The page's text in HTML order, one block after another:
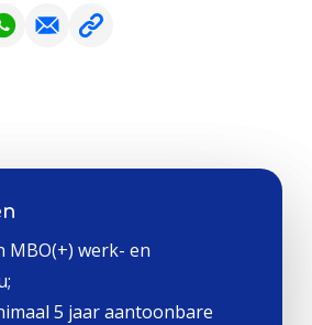
MBO(+) werk- en
5 jaar aantoonbare